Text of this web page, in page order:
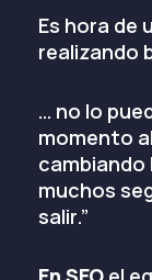
Es hora de
realizando
… no lo
momento
cambiando
muchos
salir.”